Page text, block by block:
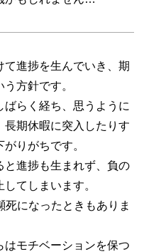
進捗を生んでいき、期
方針です。
ばらく経ち、思うように
期休暇に突入したりす
りがちです。
と進捗も生まれず、負の
てしまいます。
になったときもありま
はモチベーションを保つ